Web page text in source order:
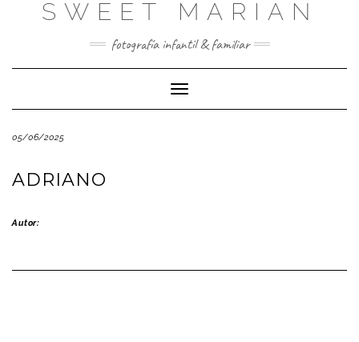
SWEET MARIAN
fotografía infantil & familiar
Cambiar
modo
05/06/2025
ADRIANO
Autor: